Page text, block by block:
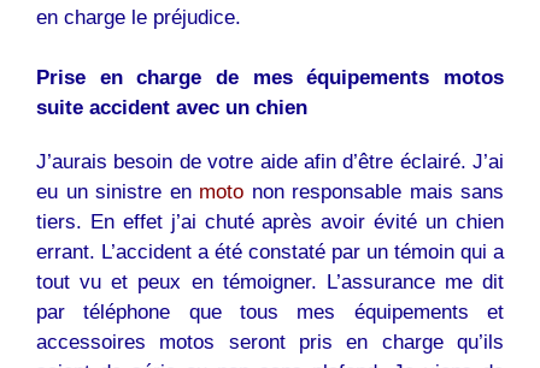
en charge le préjudice.
Prise en charge de mes équipements motos
suite accident avec un chien
J’aurais besoin de votre aide afin d’être éclairé. J’ai
eu un sinistre en moto non responsable mais sans
tiers. En effet j’ai chuté après avoir évité un chien
errant. L’accident a été constaté par un témoin qui a
tout vu et peux en témoigner. L’assurance me dit
par téléphone que tous mes équipements et
accessoires motos seront pris en charge qu’ils